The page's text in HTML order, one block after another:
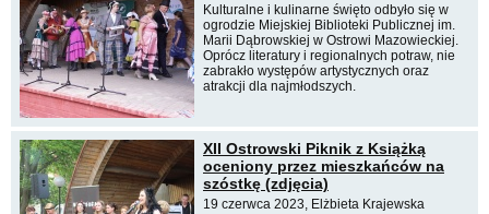
Kulturalne i kulinarne święto odbyło się w
ogrodzie Miejskiej Biblioteki Publicznej im.
Marii Dąbrowskiej w Ostrowi Mazowieckiej.
Oprócz literatury i regionalnych potraw, nie
zabrakło występów artystycznych oraz
atrakcji dla najmłodszych.
XII Ostrowski Piknik z Książką
oceniony przez mieszkańców na
szóstkę (zdjęcia)
19 czerwca 2023, Elżbieta Krajewska